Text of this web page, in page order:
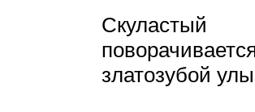
Скуластый
златозубой